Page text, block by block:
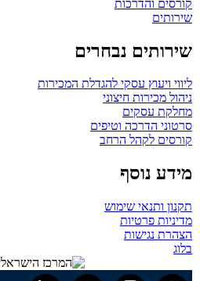
קורסים והדרכות
שירותים
שירותים נבחרים
ליווי ויעוץ עסקי להגדלת המכירות
ניהול מכירות חיצוני
מחלקת עסקים
סרטוני הדרכה וטיפים
קורסים לקהל הרחב
מידע נוסף
תקנון ותנאי שימוש
מדיניות פרטיות
הצהרת נגישות
בלוג